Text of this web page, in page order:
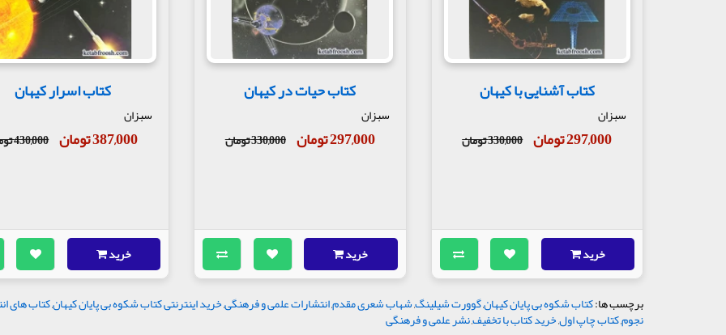
کتاب آشنایی با کیهان
سبزان
297,000 تومان 330,000 تومان
خرید
کتاب حیات در کیهان
سبزان
297,000 تومان 330,000 تومان
خرید
کتاب اسرار کیهان
سبزان
387,000 تومان 430,000 تومان
خرید
برچسب ها:کتاب شکوه بی پایان کیهان,گوورت شیلینگ,شهاب شعری مقدم,انتشارات علمی و فرهنگی,خرید اینترنتی کتاب شکوه بی پایان کیهان,کتاب های
نجوم,کتاب چاپ اول,خرید کتاب با تخفیف,نشر علمی و فرهنگی